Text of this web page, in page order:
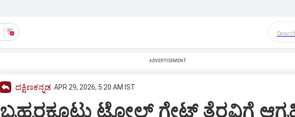
ADVERTISEMENT
ದಕ್ಷಿಣಕನ್ನಡ APR 29, 2026, 5:20 AM IST
ಬ್ರಹ್ಮರಕೂಟ್ಲು ಟೋಲ್‌ ಗೇಟ್‌ ತೆರವಿಗೆ